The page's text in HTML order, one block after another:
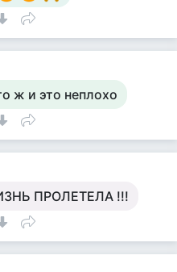
ж и это неплохо
ПРОЛЕТЕЛА !!!